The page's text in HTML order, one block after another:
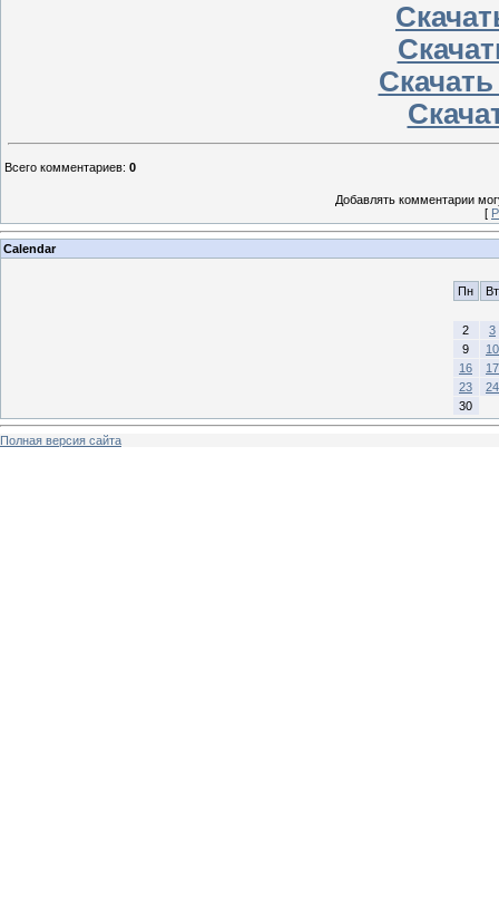
Всего комментариев: 0
Добавлять комментарии
[
Calendar
Пн Вт
2
3
9
10
16
17
23
24
30
Полная версия сайта